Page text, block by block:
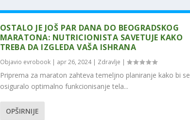
OSTALO JE JOŠ PAR DANA DO BEOGRADSKOG
MARATONA: NUTRICIONISTA SAVETUJE KAKO
TREBA DA IZGLEDA VAŠA ISHRANA
Objavio evrobook| apr 26, 2024| Zdravlje |
Priprema za maraton zahteva temeljno planiranje kako bi se
osiguralo optimalno funkcionisanje tela...
OPŠIRNIJE